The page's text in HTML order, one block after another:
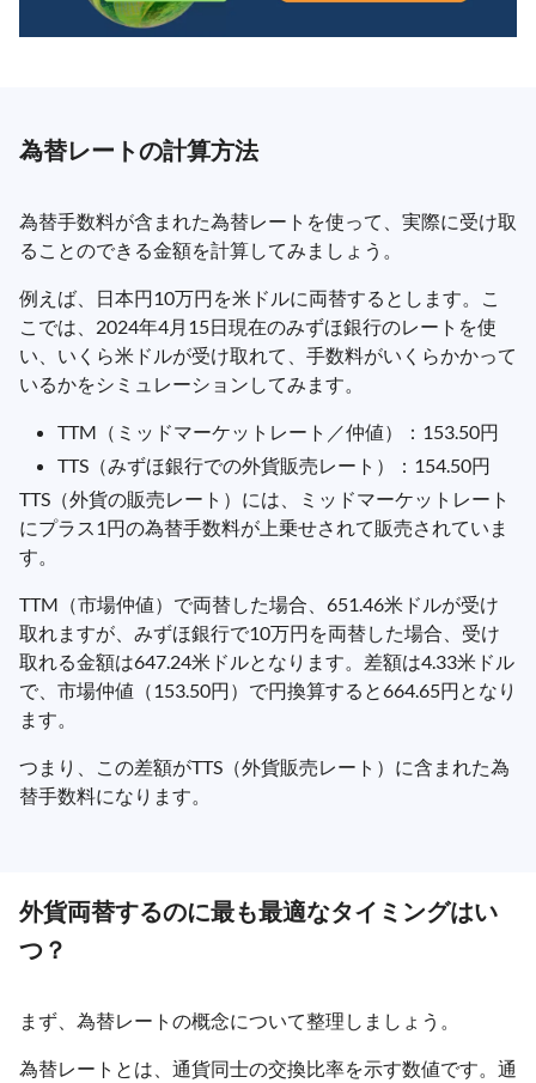
為替レートの計算方法
為替手数料が含まれた為替レートを使って、実際に受け取
ることのできる金額を計算してみましょう。
例えば、日本円10万円を米ドルに両替するとします。こ
こでは、2024年4月15日現在のみずほ銀行のレートを使
い、いくら米ドルが受け取れて、手数料がいくらかかって
いるかをシミュレーションしてみます。
TTM（ミッドマーケットレート／仲値）：153.50円
TTS（みずほ銀行での外貨販売レート）：154.50円
TTS（外貨の販売レート）には、ミッドマーケットレート
にプラス1円の為替手数料が上乗せされて販売されていま
す。
TTM（市場仲値）で両替した場合、651.46米ドルが受け
取れますが、みずほ銀行で10万円を両替した場合、受け
取れる金額は647.24米ドルとなります。差額は4.33米ドル
で、市場仲値（153.50円）で円換算すると664.65円となり
ます。
つまり、この差額がTTS（外貨販売レート）に含まれた為
替手数料になります。
外貨両替するのに最も最適なタイミングはい
つ？
まず、為替レートの概念について整理しましょう。
為替レートとは、通貨同士の交換比率を示す数値です。通